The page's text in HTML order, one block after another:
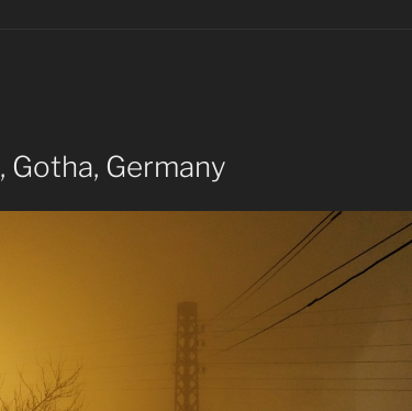
Gotha, Germany